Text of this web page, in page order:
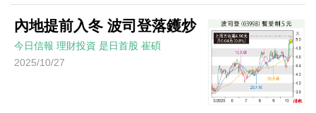
內地提前入冬 波司登落鑊炒
今日信報 理財投資 是日首股 崔碩
2025/10/27